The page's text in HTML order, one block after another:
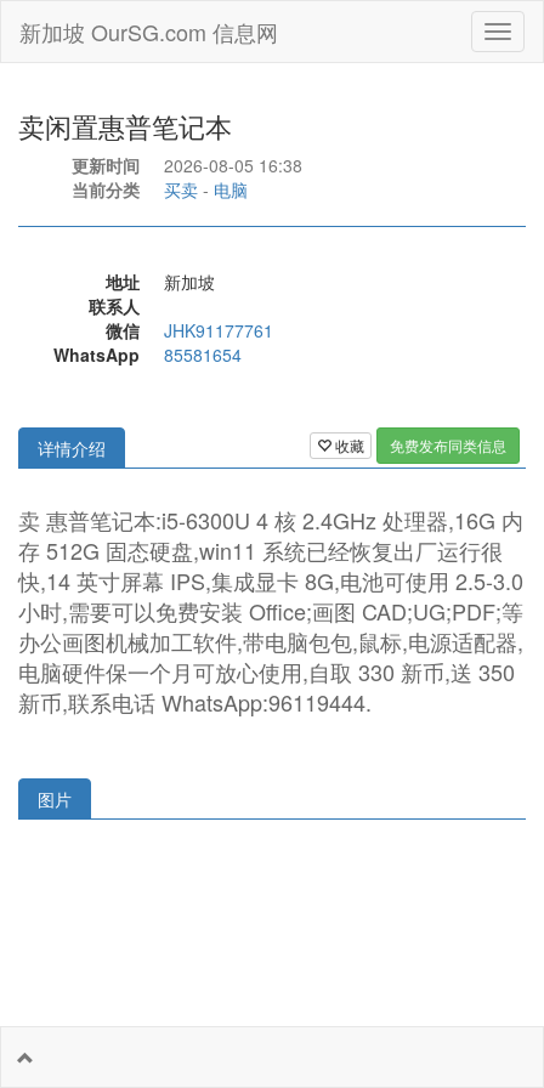
新加坡 OurSG.com 信息网
卖闲置惠普笔记本
更新时间
2026-08-05 16:38
当前分类
买卖 - 电脑
地址
新加坡
联系人
微信
JHK91177761
WhatsApp
85581654
收藏 免费发布同类信息
详情介绍
卖 惠普笔记本:i5-6300U 4 核 2.4GHz 处理器,16G 内
存 512G 固态硬盘,win11 系统已经恢复出厂运行很
快,14 英寸屏幕 IPS,集成显卡 8G,电池可使用 2.5-3.0
小时,需要可以免费安装 Office;画图 CAD;UG;PDF;等
办公画图机械加工软件,带电脑包包,鼠标,电源适配器,
电脑硬件保一个月可放心使用,自取 330 新币,送 350
新币,联系电话 WhatsApp:96119444.
图片